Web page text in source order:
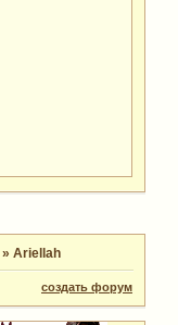
»Ariellah
создать форум